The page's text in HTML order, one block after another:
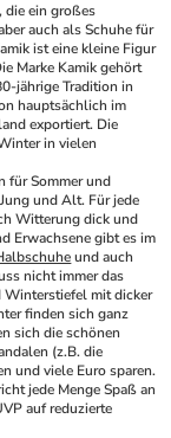
die ein großes
auch als Schuhe für
ist eine kleine Figur
Marke Kamik gehört
jährige Tradition in
hauptsächlich im
exportiert. Die
in vielen
für Sommer und
und Alt. Für jede
Witterung dick und
Erwachsene gibt es im
nicht immer das
Winterstiefel mit dicker
finden sich ganz
sich die schönen
(z.B. die
und viele Euro sparen.
jede Menge Spaß an
auf reduzierte